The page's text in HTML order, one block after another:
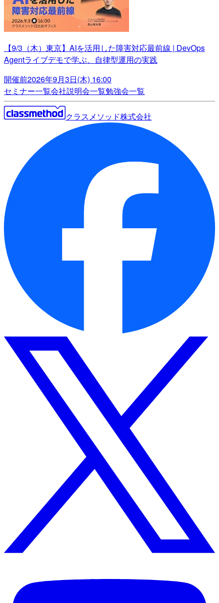
【9/3（木）東京】AIを活用した障害対応最前線 | DevOps
Agentライブデモで学ぶ、自律型運用の実践
開催前2026年9月3日(木) 16:00
セミナー一覧会社説明会一覧勉強会一覧
クラスメソッド株式会社